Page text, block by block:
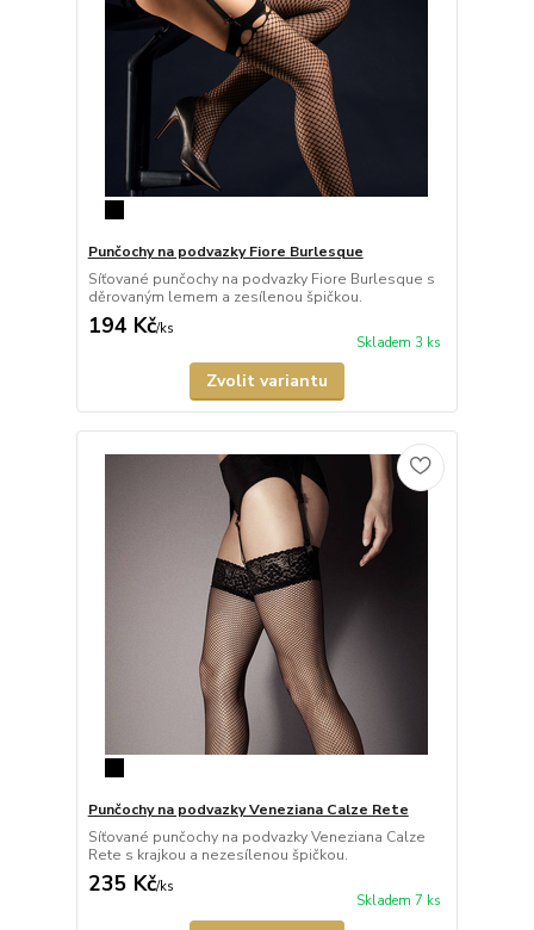
Punčochy na podvazky Fiore Burlesque
Síťované punčochy na podvazky Fiore Burlesque s
děrovaným lemem a zesílenou špičkou.
194 Kč/ks
Skladem 3 ks
Zvolit variantu
Punčochy na podvazky Veneziana Calze Rete
Síťované punčochy na podvazky Veneziana Calze
Rete s krajkou a nezesílenou špičkou.
235 Kč/ks
Skladem 7 ks